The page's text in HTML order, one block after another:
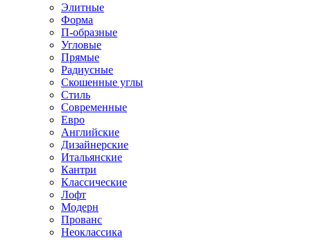
Элитные
Форма
П-образные
Угловые
Прямые
Радиусные
Скошенные углы
Стиль
Современные
Евро
Английские
Дизайнерские
Итальянские
Кантри
Классические
Лофт
Модерн
Прованс
Неоклассика